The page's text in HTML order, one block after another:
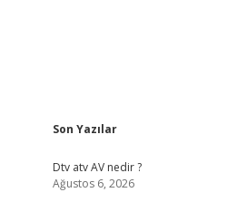
Sidebar
Son Yazılar
Dtv atv AV nedir ?
Ağustos 6, 2026